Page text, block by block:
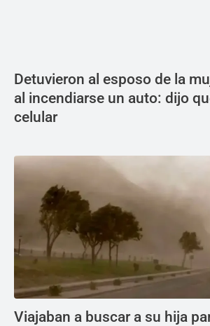
Detuvieron al esposo de la
al incendiarse un auto: dijo
celular
Viajaban a buscar a su hija